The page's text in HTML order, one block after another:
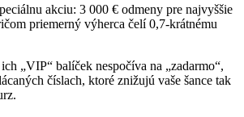
akciu: 3 000 € odmeny pre najvyššie
priemerný výherca čelí 0,7‑krátnému
„VIP“ balíček nespočíva na „zadarmo“,
číslach, ktoré znižujú vaše šance tak